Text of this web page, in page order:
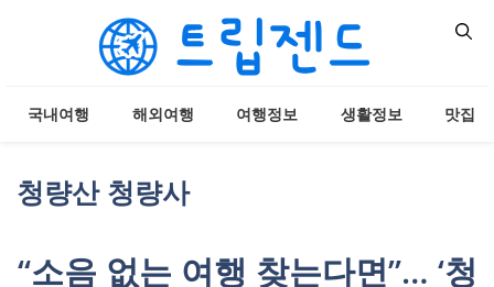
국내여행 해외여행 여행정보 생활정보 맛집
청량산 청량사
“소음 없는 여행 찾는다면”… ‘청